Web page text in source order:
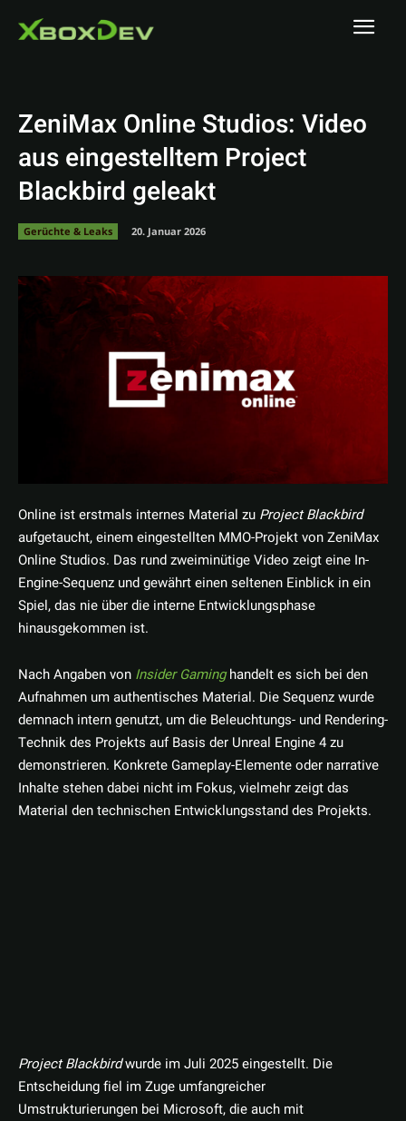
ZeniMax Online Studios: Video
aus eingestelltem Project
Blackbird geleakt
Gerüchte & Leaks 20. Januar 2026
Online ist erstmals internes Material zu Project Blackbird
aufgetaucht, einem eingestellten MMO-Projekt von ZeniMax
Online Studios. Das rund zweiminütige Video zeigt eine In-
Engine-Sequenz und gewährt einen seltenen Einblick in ein
Spiel, das nie über die interne Entwicklungsphase
hinausgekommen ist.
Nach Angaben von Insider Gaminghandelt es sich bei den
Aufnahmen um authentisches Material. Die Sequenz wurde
demnach intern genutzt, um die Beleuchtungs- und Rendering-
Technik des Projekts auf Basis der Unreal Engine 4 zu
demonstrieren. Konkrete Gameplay-Elemente oder narrative
Inhalte stehen dabei nicht im Fokus, vielmehr zeigt das
Material den technischen Entwicklungsstand des Projekts.
Project Blackbirdwurde im Juli 2025 eingestellt. Die
Entscheidung fiel im Zuge umfangreicher
Umstrukturierungen bei Microsoft, die auch mit